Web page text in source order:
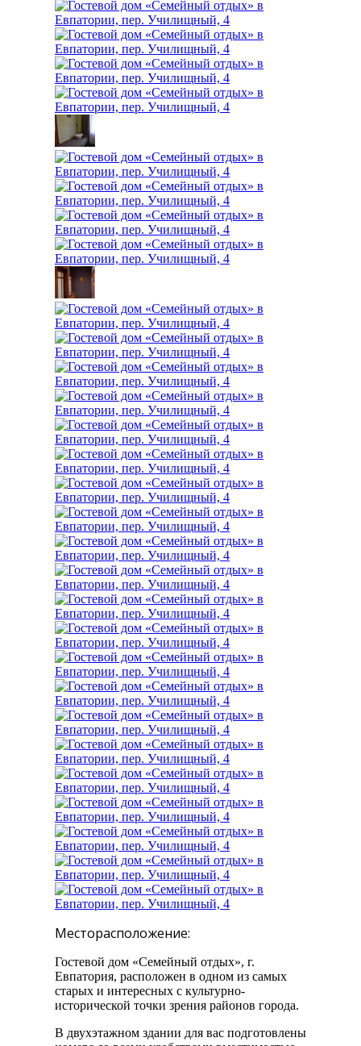
Месторасположение:
Гостевой дом «Семейный отдых», г.
Евпатория, расположен в одном из самых
старых и интересных с культурно-
исторической точки зрения районов города.
В двухэтажном здании для вас подготовлены